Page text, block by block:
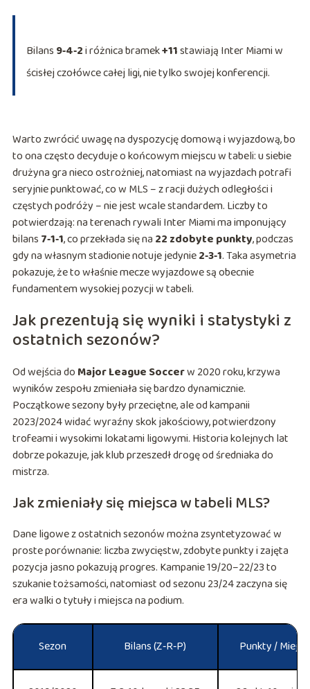
Bilans 9‑4‑2i różnica bramek+11stawiają Inter Miami w
ścisłej czołówce całej ligi, nie tylko swojej konferencji.
Warto zwrócić uwagę na dyspozycję domową i wyjazdową, bo
to ona często decyduje o końcowym miejscu w tabeli: u siebie
drużyna gra nieco ostrożniej, natomiast na wyjazdach potrafi
seryjnie punktować, co w MLS – z racji dużych odległości i
częstych podróży – nie jest wcale standardem. Liczby to
potwierdzają: na terenach rywali Inter Miami ma imponujący
bilans 7‑1‑1, co przekłada się na 22 zdobyte punkty, podczas
gdy na własnym stadionie notuje jedynie2‑3‑1. Taka asymetria
pokazuje, że to właśnie mecze wyjazdowe są obecnie
fundamentem wysokiej pozycji w tabeli.
Jak prezentują się wyniki i statystyki z
ostatnich sezonów?
Od wejścia do Major League Soccerw 2020 roku, krzywa
wyników zespołu zmieniała się bardzo dynamicznie.
Początkowe sezony były przeciętne, ale od kampanii
2023/2024 widać wyraźny skok jakościowy, potwierdzony
trofeami i wysokimi lokatami ligowymi. Historia kolejnych lat
dobrze pokazuje, jak klub przeszedł drogę od średniaka do
mistrza.
Jak zmieniały się miejsca w tabeli MLS?
Dane ligowe z ostatnich sezonów można zsyntetyzować w
proste porównanie: liczba zwycięstw, zdobyte punkty i zajęta
pozycja jasno pokazują progres. Kampanie 19/20–22/23 to
szukanie tożsamości, natomiast od sezonu 23/24 zaczyna się
era walki o tytuły i miejsca na podium.
Sezon Bilans (Z‑R‑P) Punkty /